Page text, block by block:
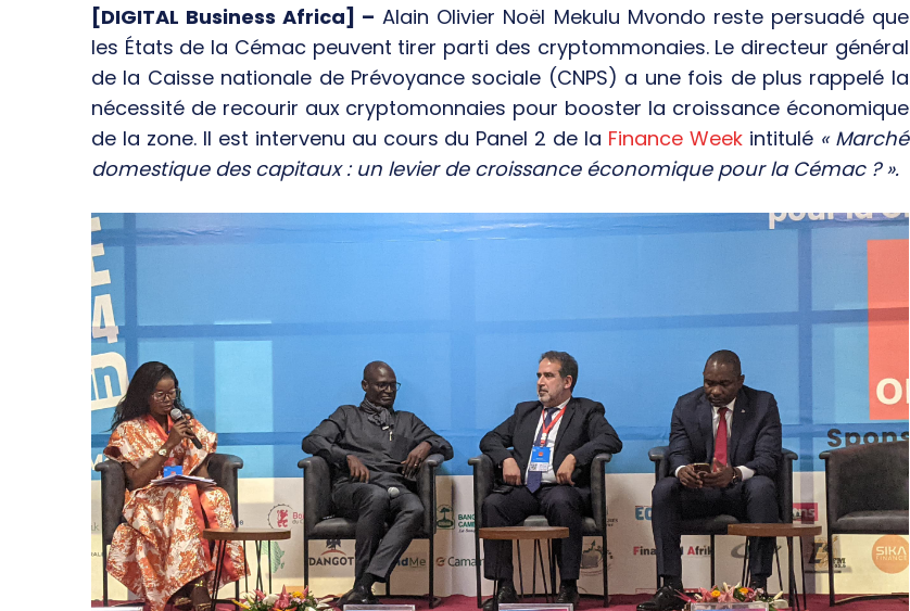
[DIGITAL Business Africa] – Alain Olivier Noël Mekulu Mvondo reste persuadé que
les États de la Cémac peuvent tirer parti des cryptommonaies. Le directeur général
de la Caisse nationale de Prévoyance sociale (CNPS) a une fois de plus rappelé la
nécessité de recourir aux cryptomonnaies pour booster la croissance économique
de la zone. Il est intervenu au cours du Panel 2 de la Finance Week intitulé « Marché
domestique des capitaux : un levier de croissance économique pour la Cémac ? ».